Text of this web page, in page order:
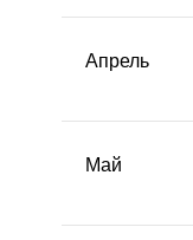
Апрель
Май